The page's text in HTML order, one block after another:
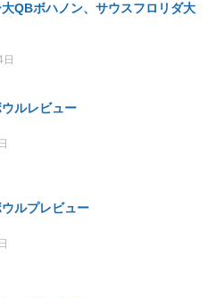
QBボハノン、サウスフロリダ大
ルレビュー
ルプレビュー